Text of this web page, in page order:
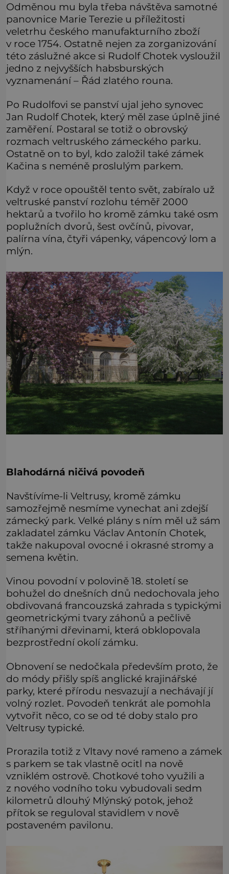
Odměnou mu byla třeba návštěva samotné
panovnice Marie Terezie u příležitosti
veletrhu českého manufakturního zboží
v roce 1754. Ostatně nejen za zorganizování
této záslužné akce si Rudolf Chotek vysloužil
jedno z nejvyšších habsburských
vyznamenání – Řád zlatého rouna.
Po Rudolfovi se panství ujal jeho synovec
Jan Rudolf Chotek, který měl zase úplně jiné
zaměření. Postaral se totiž o obrovský
rozmach veltruského zámeckého parku.
Ostatně on to byl, kdo založil také zámek
Kačina s neméně proslulým parkem.
Když v roce opouštěl tento svět, zabíralo už
veltruské panství rozlohu téměř 2000
hektarů a tvořilo ho kromě zámku také osm
poplužních dvorů, šest ovčínů, pivovar,
palírna vína, čtyři vápenky, vápencový lom a
mlýn.
Blahodárná ničivá povodeň
Navštívíme-li Veltrusy, kromě zámku
samozřejmě nesmíme vynechat ani zdejší
zámecký park. Velké plány s ním měl už sám
zakladatel zámku Václav Antonín Chotek,
takže nakupoval ovocné i okrasné stromy a
semena květin.
Vinou povodní v polovině 18. století se
bohužel do dnešních dnů nedochovala jeho
obdivovaná francouzská zahrada s typickými
geometrickými tvary záhonů a pečlivě
stříhanými dřevinami, která obklopovala
bezprostřední okolí zámku.
Obnovení se nedočkala především proto, že
do módy přišly spíš anglické krajinářské
parky, které přírodu nesvazují a nechávají jí
volný rozlet. Povodeň tenkrát ale pomohla
vytvořit něco, co se od té doby stalo pro
Veltrusy typické.
Prorazila totiž z Vltavy nové rameno a zámek
s parkem se tak vlastně ocitl na nově
vzniklém ostrově. Chotkové toho využili a
z nového vodního toku vybudovali sedm
kilometrů dlouhý Mlýnský potok, jehož
přítok se reguloval stavidlem v nově
postaveném pavilonu.